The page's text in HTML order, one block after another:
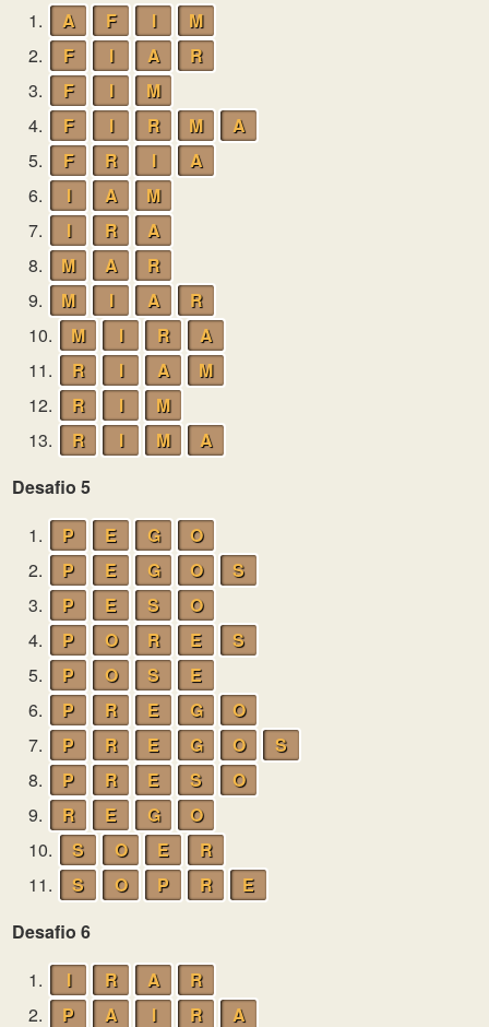
1.
A F I
M
2.
F I A
R
3.
F I
M
4.
F I R M
A
5.
F R I
A
6.
I A
M
7.
I R
A
8.
M A
R
9.
M I A
R
10.
M I R
A
11.
R I A
M
12.
R I
M
13.
R I M
A
Desafio 5
1.
P E G
O
2.
P E G O
S
3.
P E S
O
4.
P O R E
S
5.
P O S
E
6.
P R E G
O
7.
P R E G O
S
8.
P R E S
O
9.
R E G
O
10.
S O E
R
11.
S O P R
E
Desafio 6
1.
I R A
R
2.
P A I R A